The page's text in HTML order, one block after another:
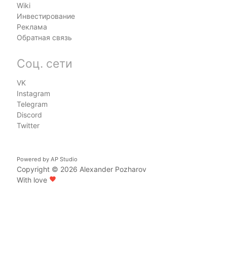
Wiki
Инвестирование
Реклама
Обратная связь
Соц. сети
VK
Instagram
Telegram
Discord
Twitter
Powered by AP Studio
Copyright © 2026 Alexander Pozharov
With love favorite